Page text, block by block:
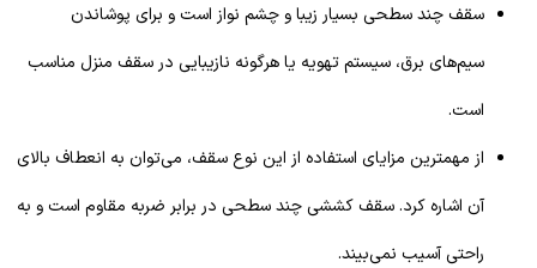
سقف چند سطحی بسیار زیبا و چشم نواز است و برای پوشاندن
سیم‌های برق، سیستم تهویه یا هرگونه نازیبایی در سقف منزل مناسب
است.
از مهمترین مزایای استفاده از این نوع سقف، می‌توان به انعطاف بالای
آن اشاره کرد. سقف کششی چند سطحی در برابر ضربه مقاوم است و به
راحتی آسیب نمی‌بیند.